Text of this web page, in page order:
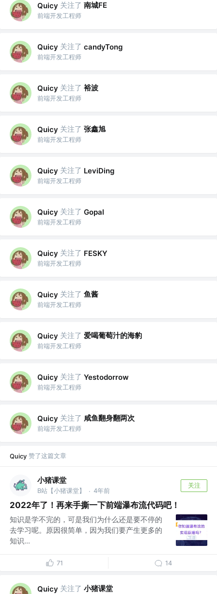
Quicy 关注了 南城FE
前端开发工程师
Quicy 关注了 candyTong
前端开发工程师
Quicy 关注了 裕波
前端开发工程师
Quicy 关注了 张鑫旭
前端开发工程师
Quicy 关注了 LeviDing
前端开发工程师
Quicy 关注了 Gopal
前端开发工程师
Quicy 关注了 FESKY
前端开发工程师
Quicy 关注了 鱼酱
前端开发工程师
Quicy 关注了 爱喝葡萄汁的海豹
前端开发工程师
Quicy 关注了 Yestodorrow
前端开发工程师
Quicy 关注了 咸鱼翻身翻两次
前端开发工程师
Quicy 赞了这篇文章
小猪课堂
B站【小猪课堂】 · 4年前
关注
2022年了！再来手撕一下前端瀑布流代码吧！
知识是学不完的，可是我们为什么还是要不停的
去学习呢。原因很简单，因为我们要产生更多的
知识...
71 14
Quicy 关注了 小猪课堂